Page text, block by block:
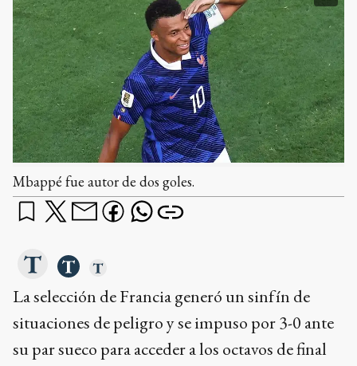
Mbappé fue autor de dos goles.
La selección de Francia generó un sinfín de
situaciones de peligro y se impuso por 3-0 ante
su par sueco para acceder a los octavos de final